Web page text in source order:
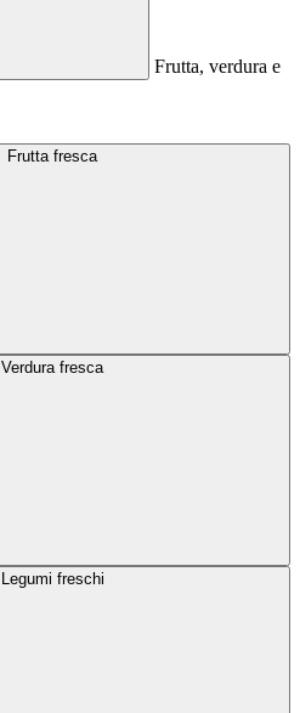
Frutta, verdura e
Frutta fresca
Verdura fresca
Legumi freschi